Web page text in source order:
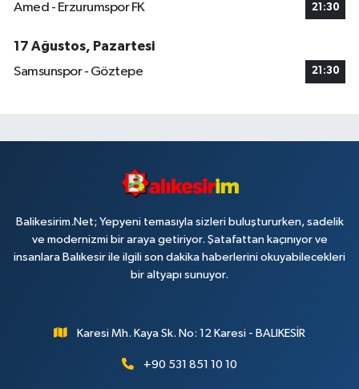
Amed - Erzurumspor FK 21:30
17 Ağustos, Pazartesi
Samsunspor - Göztepe
21:30
Balikesirim.Net; Yepyeni temasıyla sizleri buluştururken, sadelik
ve modernizmi bir araya getiriyor. Şatafattan kaçınıyor ve
insanlara Balıkesir ile ilgili son dakika haberlerini okuyabilecekleri
bir altyapı sunuyor.
Karesi Mh. Kaya Sk. No: 12 Karesi - BALIKESİR
+90 531 851 10 10